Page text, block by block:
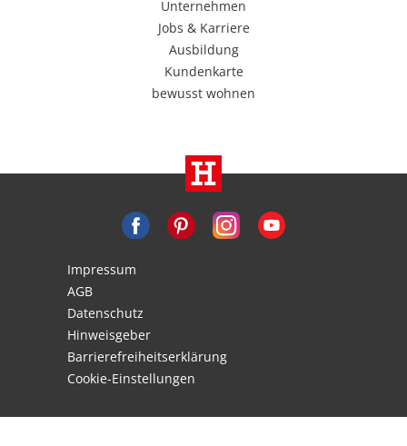
Unternehmen
Jobs & Karriere
Ausbildung
Kundenkarte
bewusst wohnen
Impressum
AGB
Datenschutz
Hinweisgeber
Barrierefreiheitserklärung
Cookie-Einstellungen